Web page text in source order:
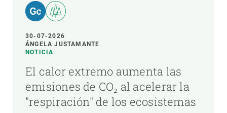
30-07-2026
ÁNGELA JUSTAMANTE
NOTICIA
El calor extremo aumenta las
emisiones de CO₂ al acelerar la
"respiración" de los ecosistemas